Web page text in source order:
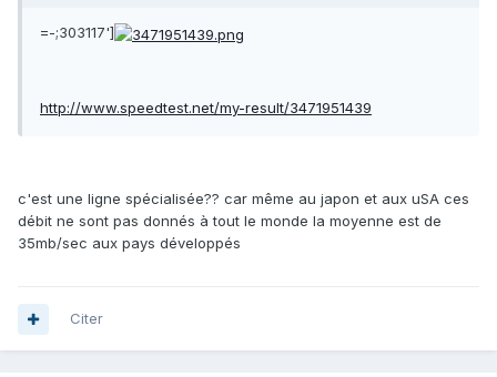
=-;303117']
http://www.speedtest.net/my-result/3471951439
c'est une ligne spécialisée?? car même au japon et aux uSA ces
débit ne sont pas donnés à tout le monde la moyenne est de
35mb/sec aux pays développés
Citer